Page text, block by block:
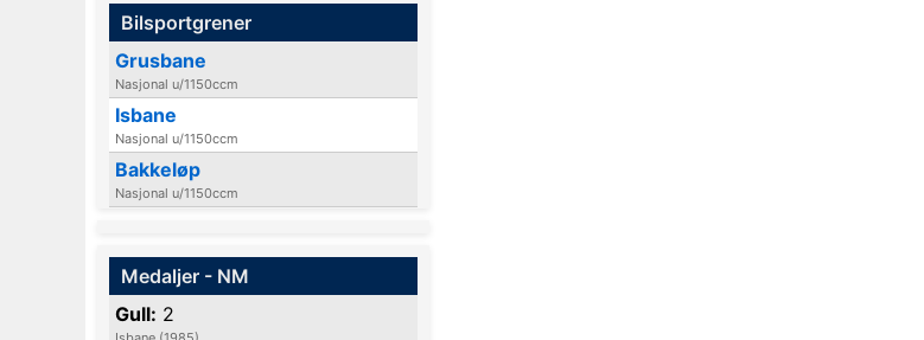
Bilsportgrener
Grusbane
Nasjonal u/1150ccm
Isbane
Nasjonal u/1150ccm
Bakkeløp
Nasjonal u/1150ccm
Medaljer - NM
Gull: 2